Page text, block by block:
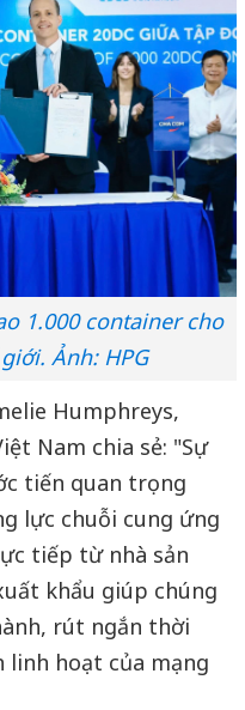
1.000 container cho
Ảnh: HPG
Humphreys,
Nam chia sẻ: "Sự
tiến quan trọng
lực chuỗi cung ứng
tiếp từ nhà sản
khẩu giúp chúng
rút ngắn thời
linh hoạt của mạng